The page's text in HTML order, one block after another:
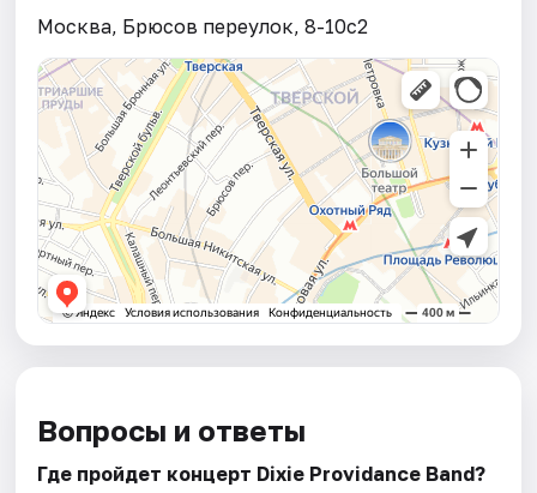
Москва, Брюсов переулок, 8-10с2
Вопросы и ответы
Где пройдет концерт Dixie Providance Band?